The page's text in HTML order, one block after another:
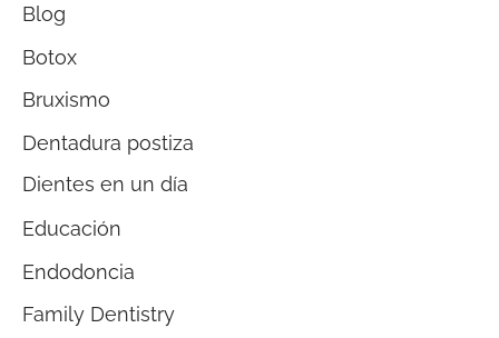
Blog
Botox
Bruxismo
Dentadura postiza
Dientes en un día
Educación
Endodoncia
Family Dentistry